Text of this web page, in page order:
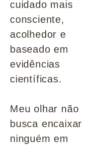
cuidado mais
consciente,
acolhedor e
baseado em
evidências
científicas.
Meu olhar não
busca encaixar
ninguém em